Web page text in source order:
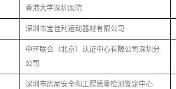
香港大学深圳医院
深圳市宝佳利运动器材有限公司
中环联合（北京）认证中心有限公司深圳分
公司
深圳市房屋安全和工程质量检测鉴定中心